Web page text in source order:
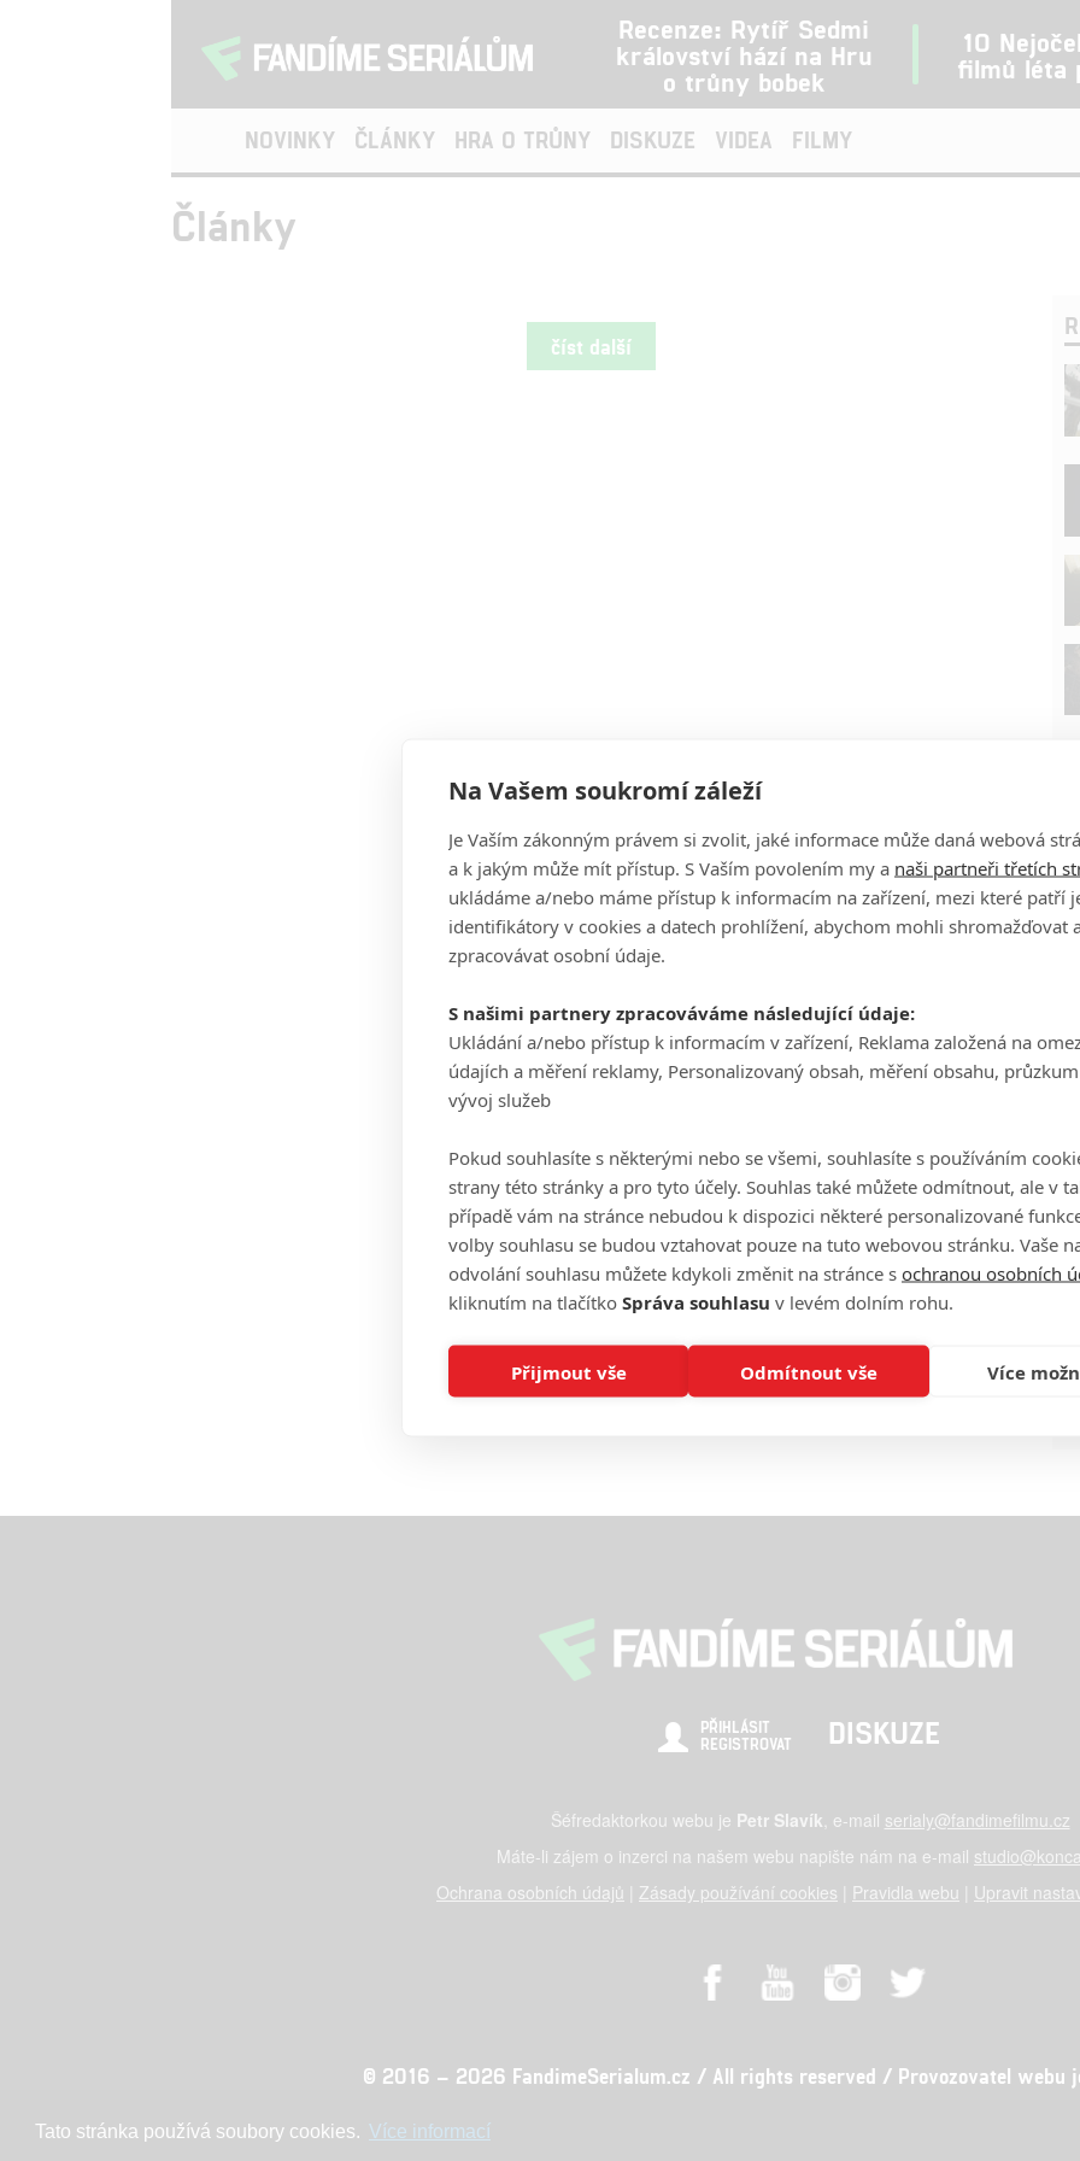
Tato stránka používá soubory cookies. Více informací
Recenze: Rytíř Sedmi
království hází na Hru
o trůny bobek
10
filmů léta
NOVINKY ČLÁNKY HRA O TRŮNY DISKUZE VIDEA FILMY
Články
číst další
PŘIHLÁSIT
REGISTROVAT
DISKUZE
Šéfredaktorkou webu je Petr Slavík, e-mail serialy@fandimefilmu.cz
Máte-li zájem o inzerci na našem webu napište nám na e-mail
Ochrana osobních údajů
Zásady používání cookies Pravidla webu Upravit
© 2016 – 2026 FandimeSerialum.cz / All rights reserved / Provozovatel webu
Na Vašem soukromí záleží
Je Vaším zákonným právem si zvolit, jaké informace může daná webová
a k jakým může mít přístup. S Vaším povolením my a naši partneři třetích
ukládáme a/nebo máme přístup k informacím na zařízení, mezi které patří
identifikátory v cookies a datech prohlížení, abychom mohli shromažďovat
zpracovávat osobní údaje.
S našimi partnery zpracováváme následující údaje:
Ukládání a/nebo přístup k informacím v zařízení, Reklama založená na
údajích a měření reklamy, Personalizovaný obsah, měření obsahu,
vývoj služeb
Pokud souhlasíte s některými nebo se všemi, souhlasíte s používáním
strany této stránky a pro tyto účely. Souhlas také můžete odmítnout, ale v
případě vám na stránce nebudou k dispozici některé personalizované
volby souhlasu se budou vztahovat pouze na tuto webovou stránku. Vaše
odvolání souhlasu můžete kdykoli změnit na stránce s ochranou osobních
kliknutím na tlačítko Správa souhlasu v levém dolním rohu.
Přijmout vše Odmítnout vše Více